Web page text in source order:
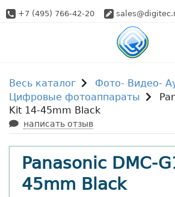
+7 (495) 766-42-20
Весь каталог
Фото- Видео-
Цифровые фотоаппараты
Kit 14-45mm Black
написать отзыв
Panasonic DMC-
45mm Black